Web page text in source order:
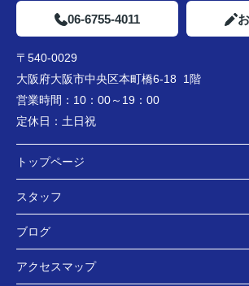
06-6755-4011
〒540-0029
大阪府大阪市中央区本町橋6-18 1階
営業時間： 10：00～19：00
定休日： 土日祝
トップページ
スタッフ
ブログ
アクセスマップ